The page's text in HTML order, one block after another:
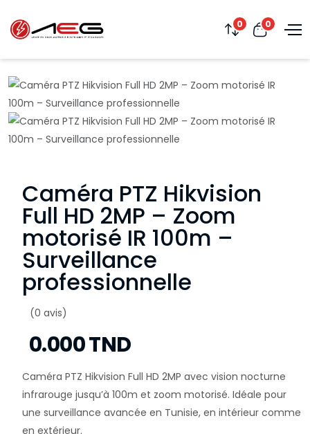
0 0
Caméra PTZ Hikvision
Full HD 2MP – Zoom
motorisé IR 100m –
Surveillance
professionnelle
(0 avis)
0.000 TND
Caméra PTZ Hikvision Full HD 2MP avec vision nocturne
infrarouge jusqu’à 100m et zoom motorisé. Idéale pour
une surveillance avancée en Tunisie, en intérieur comme
en extérieur.